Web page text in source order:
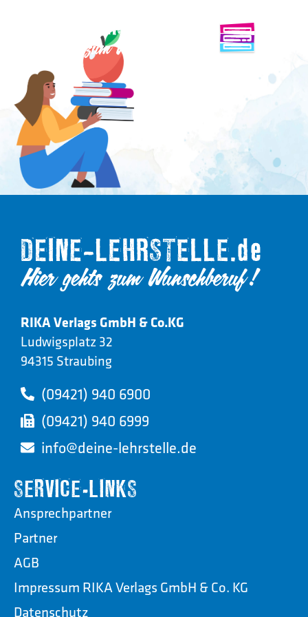
RIKA Verlags GmbH & Co.KG
Ludwigsplatz 32
94315 Straubing
(09421) 940 6900
(09421) 940 6999
info@deine-lehrstelle.de
SERVICE-LINKS
Ansprechpartner
Partner
AGB
Impressum RIKA Verlags GmbH & Co. KG
Datenschutz